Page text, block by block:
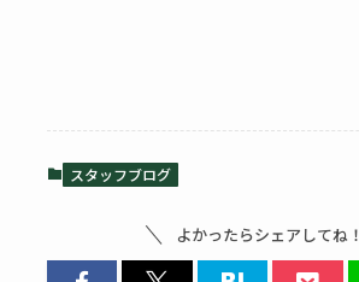
スタッフブログ
よかったらシェアしてね！